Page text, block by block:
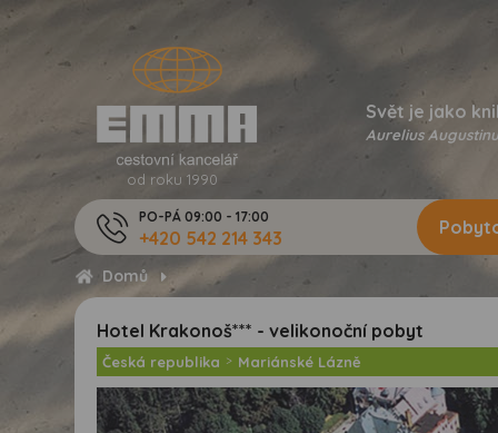
od roku 1990
Svět je jako
Aurelius
PO-PÁ 09:00 - 17:00
+420 542 214 343
Domů
Hotel Krakonoš*** - velikonoční pobyt
Česká republika > Mariánské Lázně